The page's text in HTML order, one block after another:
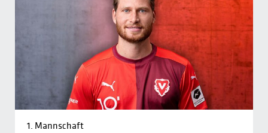
1. Mannschaft